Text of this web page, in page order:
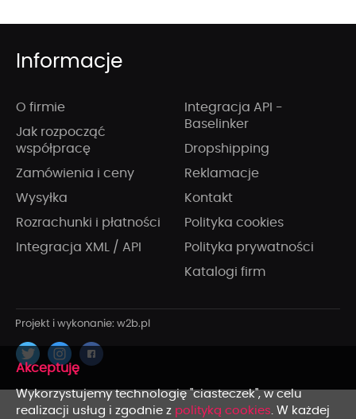
Informacje
O firmie
Jak rozpocząć
współpracę
Zamówienia i ceny
Wysyłka
Rozrachunki i płatności
Integracja XML / API
Integracja API -
Baselinker
Dropshipping
Reklamacje
Kontakt
Polityka cookies
Polityka prywatności
Katalogi firm
x
Wykorzystujemy technologię "ciasteczek", w celu
realizacji usług i zgodnie z polityką cookies. W każdej